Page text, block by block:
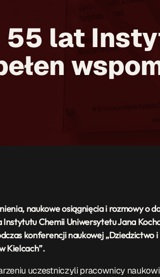
55 lat
naukowe osiągnięcia i rozmowy o
Instytutu Chemii Uniwersytetu Jana
konferencji naukowej „Dziedzictwo
Kielcach”.
uczestniczyli pracownicy